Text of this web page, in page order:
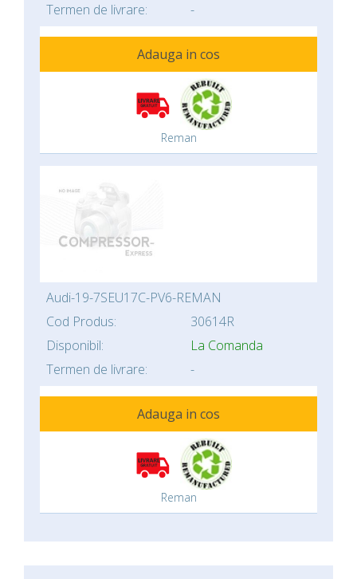
Termen de livrare:
-
Adauga in cos
Reman
Audi-19-7SEU17C-PV6-REMAN
Cod Produs:
30614R
Disponibil:
La Comanda
Termen de livrare:
-
Adauga in cos
Reman